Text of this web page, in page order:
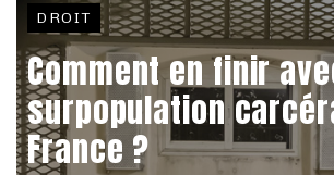
DROIT
Comment en finir
surpopulation
France ?